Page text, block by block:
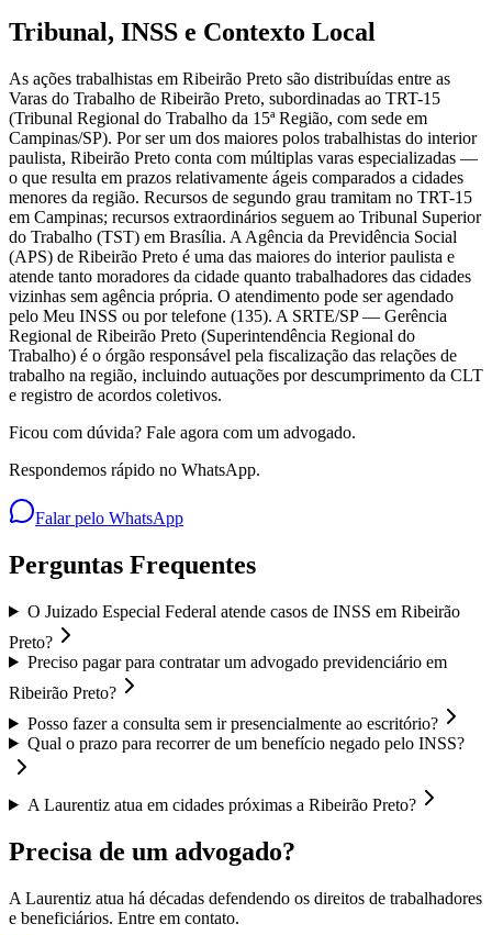
Tribunal, INSS e Contexto Local
As ações trabalhistas em Ribeirão Preto são distribuídas entre as
Varas do Trabalho de Ribeirão Preto, subordinadas ao TRT-15
(Tribunal Regional do Trabalho da 15ª Região, com sede em
Campinas/SP). Por ser um dos maiores polos trabalhistas do interior
paulista, Ribeirão Preto conta com múltiplas varas especializadas —
o que resulta em prazos relativamente ágeis comparados a cidades
menores da região. Recursos de segundo grau tramitam no TRT-15
em Campinas; recursos extraordinários seguem ao Tribunal Superior
do Trabalho (TST) em Brasília. A Agência da Previdência Social
(APS) de Ribeirão Preto é uma das maiores do interior paulista e
atende tanto moradores da cidade quanto trabalhadores das cidades
vizinhas sem agência própria. O atendimento pode ser agendado
pelo Meu INSS ou por telefone (135). A SRTE/SP — Gerência
Regional de Ribeirão Preto (Superintendência Regional do
Trabalho) é o órgão responsável pela fiscalização das relações de
trabalho na região, incluindo autuações por descumprimento da CLT
e registro de acordos coletivos.
Ficou com dúvida? Fale agora com um advogado.
Respondemos rápido no WhatsApp.
Falar pelo WhatsApp
Perguntas Frequentes
O Juizado Especial Federal atende casos de INSS em Ribeirão
Preto?
Preciso pagar para contratar um advogado previdenciário em
Ribeirão Preto?
Posso fazer a consulta sem ir presencialmente ao escritório?
Qual o prazo para recorrer de um benefício negado pelo INSS?
A Laurentiz atua em cidades próximas a Ribeirão Preto?
Precisa de um advogado?
A Laurentiz atua há décadas defendendo os direitos de trabalhadores
e beneficiários. Entre em contato.